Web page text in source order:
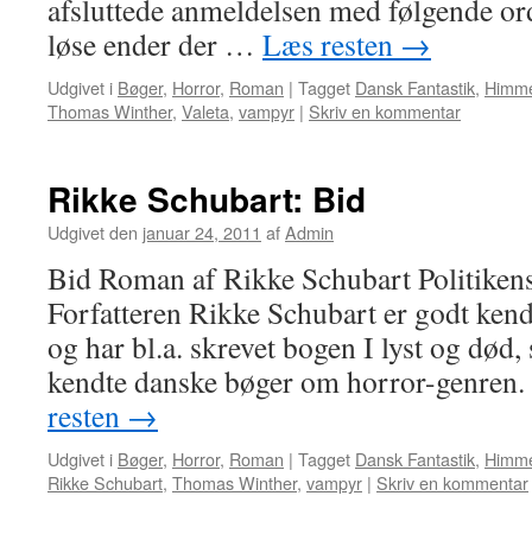
afsluttede anmeldelsen med følgende
løse ender der … Læs resten →
Udgivet i Bøger, Horror, Roman | Tagget Dansk Fantastik,
Thomas Winther, Valeta, vampyr | Skriv en kommentar
Rikke Schubart: Bid
Udgivet den januar 24, 2011 afAdmin
Bid Roman af Rikke Schubart
Forfatteren Rikke Schubart er godt
og har bl.a. skrevet bogen I lyst og død,
kendte danske bøger om horror-
resten →
Udgivet i Bøger, Horror, Roman | Tagget Dansk Fantastik,
Rikke Schubart, Thomas Winther, vampyr | Skriv en kommentar